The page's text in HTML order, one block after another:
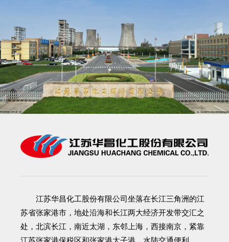
江苏华昌化工股份有限公司坐落在长江三角洲的江
苏省张家港市，地处沿海和长江两大经济开发带交汇之
处，北滨长江，南近太湖，东邻上海，西接南京，紧靠
江苏张家港保税区和张家港太子港，水陆交通便利。